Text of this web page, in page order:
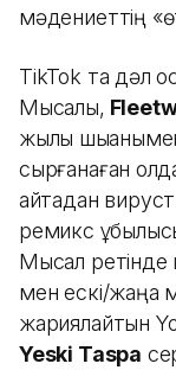
мәдениеттің
TikTok та дәл
Мысалы,
жылы
сырғанаған
қайтадан
ремикс
Мысал ретінде
мен ескі/жаңа
жариялайтын
Yeski Taspa